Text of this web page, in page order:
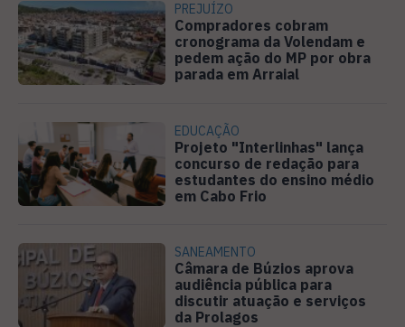
PREJUÍZO
Compradores cobram
cronograma da Volendam e
pedem ação do MP por obra
parada em Arraial
EDUCAÇÃO
Projeto "Interlinhas" lança
concurso de redação para
estudantes do ensino médio
em Cabo Frio
SANEAMENTO
Câmara de Búzios aprova
audiência pública para
discutir atuação e serviços
da Prolagos